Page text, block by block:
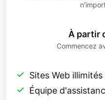
À partir
Commencez
Sites Web illimités
Équipe